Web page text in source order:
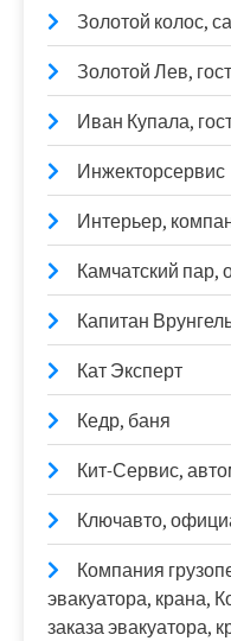
Золотой колос,
Золотой Лев,
Иван Купала,
Инжекторсервис
Интерьер,
Камчатский пар,
Капитан
Кат Эксперт
Кедр, баня
Кит-Сервис,
Ключавто,
Компания
эвакуатора, крана,
заказа эвакуатора,